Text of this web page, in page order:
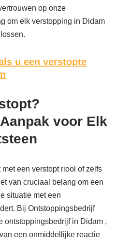
op onze
om elk verstopping in Didam
u een verstopte
voor Elk
een verstopt riool of zelfs
van cruciaal belang om een
situatie met een
Bij Ontstoppingsbedrijf
ontstoppingsbedrijf in Didam ,
een onmiddellijke reactie